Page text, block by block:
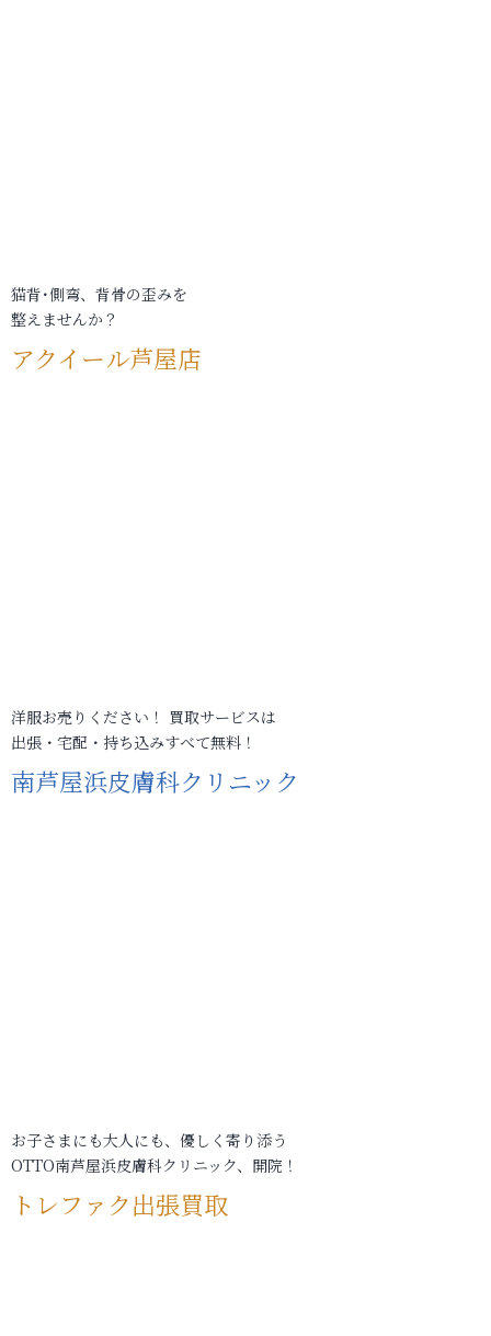
猫背･側弯、背骨の歪みを
整えませんか？
アクイール芦屋店
洋服お売りください！ 買取サービスは
出張・宅配・持ち込みすべて無料！
南芦屋浜皮膚科クリニック
お子さまにも大人にも、優しく寄り添う
OTTO南芦屋浜皮膚科クリニック、開院！
トレファク出張買取